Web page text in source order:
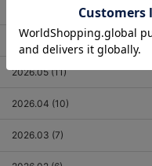
2026.06 (12)
2026.05 (11)
2026.04 (10)
2026.03 (7)